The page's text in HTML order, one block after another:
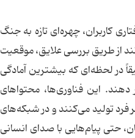
کاربران، چهره‌ای تازه به جنگ
از طریق بررسی علایق، موقعیت
در لحظه‌ای که بیشترین آمادگی
دهند. این فناوری‌ها، محتواهای
تولید می‌کنند و در شبکه‌های
حتی پیام‌هایی با صدای انسانی